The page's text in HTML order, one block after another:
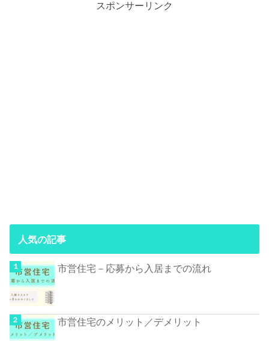
スポンサーリンク
人気の記事
市営住宅－応募から入居までの流れ
市営住宅のメリット／デメリット